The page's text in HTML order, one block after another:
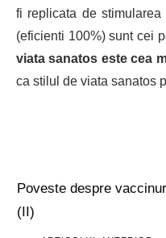
fi replicata de
(eficienti 100%) sunt cei
viata sanatos este cea
ca stilul de viata sanatos
Poveste despre
(II)